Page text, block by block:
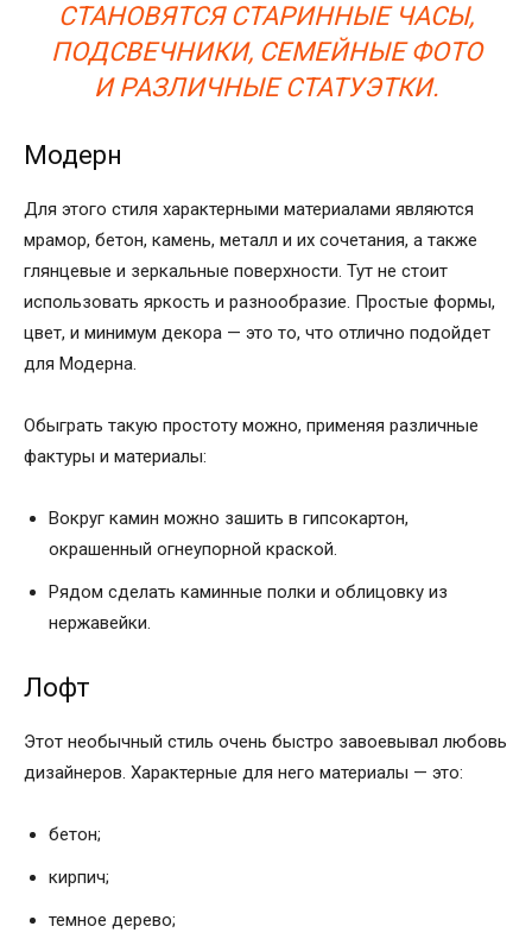
СТАНОВЯТСЯ СТАРИННЫЕ ЧАСЫ,
ПОДСВЕЧНИКИ, СЕМЕЙНЫЕ ФОТО
И РАЗЛИЧНЫЕ СТАТУЭТКИ.
Модерн
Для этого стиля характерными материалами являются
мрамор, бетон, камень, металл и их сочетания, а также
глянцевые и зеркальные поверхности. Тут не стоит
использовать яркость и разнообразие. Простые формы,
цвет, и минимум декора — это то, что отлично подойдет
для Модерна.
Обыграть такую простоту можно, применяя различные
фактуры и материалы:
Вокруг камин можно зашить в гипсокартон,
окрашенный огнеупорной краской.
Рядом сделать каминные полки и облицовку из
нержавейки.
Лофт
Этот необычный стиль очень быстро завоевывал любовь
дизайнеров. Характерные для него материалы — это:
бетон;
кирпич;
темное дерево;